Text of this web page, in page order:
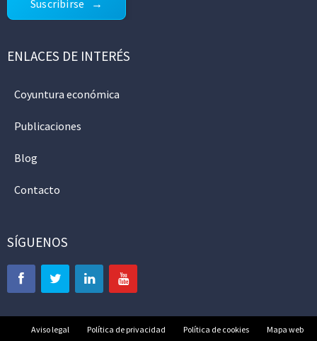
Suscribirse
ENLACES DE INTERÉS
Coyuntura económica
Publicaciones
Blog
Contacto
SÍGUENOS
Aviso legal Política de privacidad Política de cookies Mapa web